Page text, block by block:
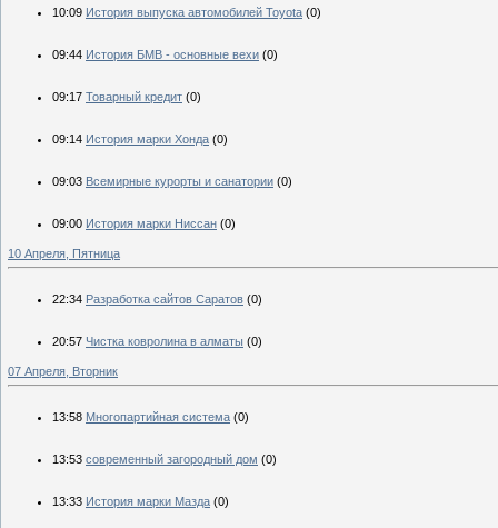
10:09 История выпуска автомобилей Toyota (0)
09:44 История БМВ - основные вехи (0)
09:17 Товарный кредит (0)
09:14 История марки Хонда (0)
09:03 Всемирные курорты и санатории (0)
09:00 История марки Ниссан (0)
10 Апреля, Пятница
22:34 Разработка сайтов Саратов (0)
20:57 Чистка ковролина в алматы (0)
07 Апреля, Вторник
13:58 Многопартийная система (0)
13:53 современный загородный дом (0)
13:33 История марки Мазда (0)